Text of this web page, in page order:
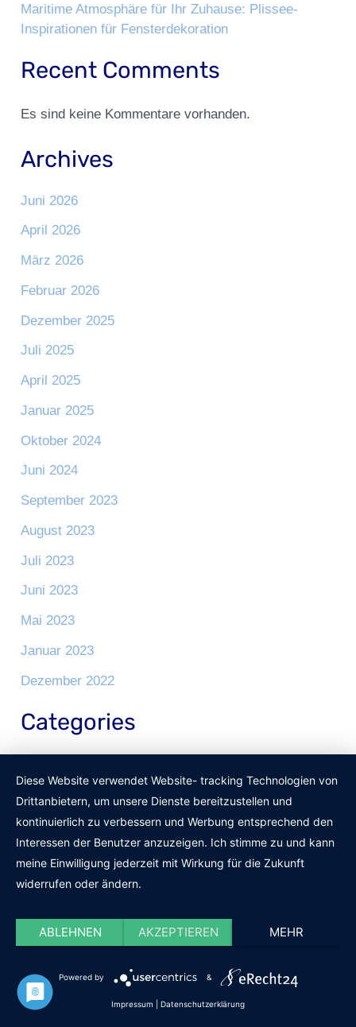
Maritime Atmosphäre für Ihr Zuhause: Plissee-
Inspirationen für Fensterdekoration
Recent Comments
Es sind keine Kommentare vorhanden.
Archives
Juni 2026
April 2026
März 2026
Februar 2026
Dezember 2025
Juli 2025
April 2025
Januar 2025
Oktober 2024
Juni 2024
September 2023
August 2023
Juli 2023
Juni 2023
Mai 2023
Januar 2023
Dezember 2022
Categories
Maritim einrichten
Maritime Bücher
Maritime Kleidung
Uncategorized
Diese Website verwendet Website- tracking Technologien von
Drittanbietern, um unsere Dienste bereitzustellen und
kontinuierlich zu verbessern und Werbung entsprechend den
Interessen der Benutzer anzuzeigen. Ich stimme zu und kann
meine Einwilligung jederzeit mit Wirkung für die Zukunft
widerrufen oder ändern.
ABLEHNEN AKZEPTIEREN MEHR
Powered by &
Impressum Datenschutzerklärung